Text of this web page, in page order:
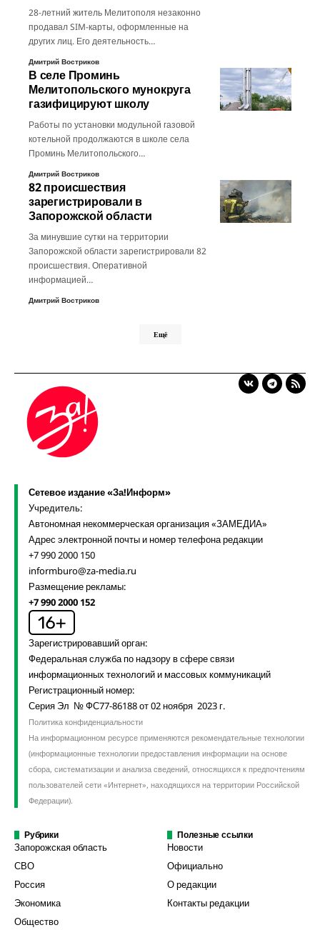
28-летний житель Мелитополя незаконно
продавал SIM-карты, оформленные на
других лиц. Его деятельность…
Дмитрий Востриков
В селе Проминь
Мелитопольского мунокруга
газифицируют школу
Работы по установки модульной газовой
котельной продолжаются в школе села
Проминь Мелитопольского…
Дмитрий Востриков
82 происшествия
зарегистрировали в
Запорожской области
За минувшие сутки на территории
Запорожской области зарегистрировали 82
происшествия. Оперативной
информацией…
Дмитрий Востриков
Ещё
Сетевое издание «За!Информ»
Учредитель:
Автономная некоммерческая организация «ЗАМЕДИА»
Адрес электронной почты и номер телефона редакции
+7 990 2000 150
informburo@za-media.ru
Размещение рекламы:
+7 990 2000 152
Зарегистрировавший орган:
Федеральная служба по надзору в сфере связи
информационных технологий и массовых коммуникаций
Регистрационный номер:
Серия Эл № ФС77-86188 от 02 ноября 2023 г.
Политика конфиденциальности
На информационном ресурсе применяются рекомендательные технологии
(информационные технологии предоставления информации на основе
сбора, систематизации и анализа сведений, относящихся к предпочтениям
пользователей сети «Интернет», находящихся на территории Российской
Федерации).
Рубрики
Запорожская область
СВО
Россия
Экономика
Общество
Полезные ссылки
Новости
Официально
О редакции
Контакты редакции